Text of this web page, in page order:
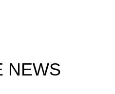
NEWS